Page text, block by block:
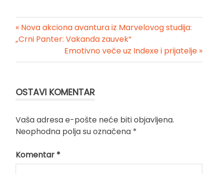
Kretanje
članka
« Nova akciona avantura iz Marvelovog studija:
„Crni Panter: Vakanda zauvek“
Emotivno veče uz Indexe i prijatelje »
OSTAVI KOMENTAR
Vaša adresa e-pošte neće biti objavljena.
Neophodna polja su označena *
Komentar *